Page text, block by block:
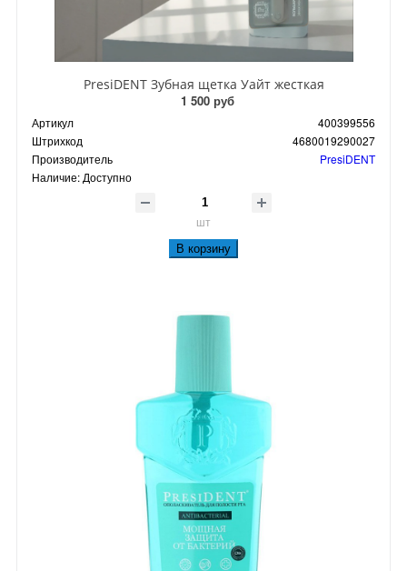
PresiDENT Зубная щетка Уайт жесткая
1 500 руб
Артикул
400399556
Штрихкод
4680019290027
Производитель
PresiDENT
Наличие: Доступно
шт
В корзину